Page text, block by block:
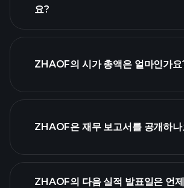
트
요?
ZHAOF의 시가 총액은 얼마인가요
ZHAOF은 재무 보고서를 공개하나
ZHAOF의 다음 실적 발표일은 언